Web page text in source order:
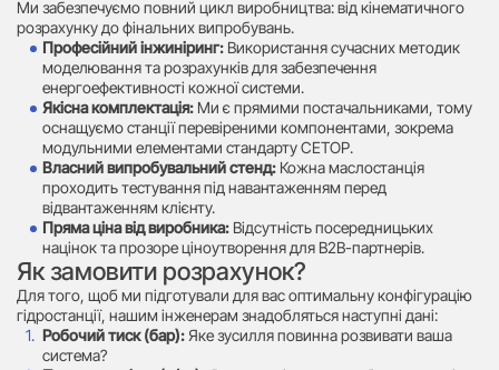
Ми забезпечуємо повний цикл виробництва: від кінематичного
розрахунку до фінальних випробувань.
Професійний інжиніринг: Використання сучасних методик
моделювання та розрахунків для забезпечення
енергоефективності кожної системи.
Якісна комплектація: Ми є прямими постачальниками, тому
оснащуємо станції перевіреними компонентами, зокрема
модульними елементами стандарту CETOP.
Власний випробувальний стенд: Кожна маслостанція
проходить тестування під навантаженням перед
відвантаженням клієнту.
Пряма ціна від виробника: Відсутність посередницьких
націнок та прозоре ціноутворення для B2B-партнерів.
Як замовити розрахунок?
Для того, щоб ми підготували для вас оптимальну конфігурацію
гідростанції, нашим інженерам знадобляться наступні дані:
Робочий тиск (бар): Яке зусилля повинна розвивати ваша
система?